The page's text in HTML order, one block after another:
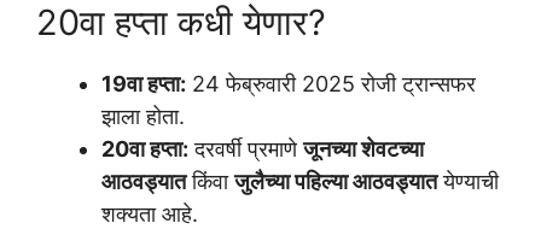
20वा हप्ता कधी येणार?
19वा हप्ता: 24 फेब्रुवारी 2025 रोजी ट्रान्सफर
झाला होता.
20वा हप्ता: दरवर्षी प्रमाणेजूनच्या शेवटच्या
आठवड्यातकिंवाजुलैच्या पहिल्या आठवड्यातयेण्याची
शक्यता आहे.